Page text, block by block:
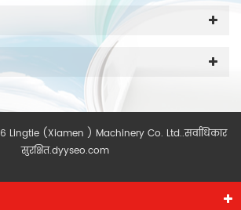
Lingtie (Xiamen ) Machinery Co. Ltd..सर्वाधिकार
सुरक्षित.dyyseo.com